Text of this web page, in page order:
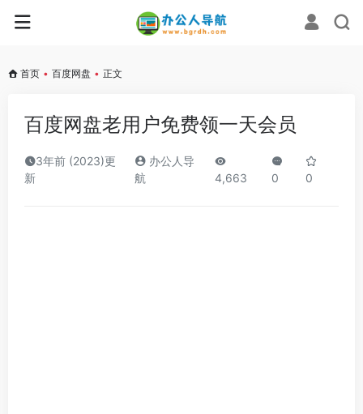
首页 • 百度网盘 • 正文
百度网盘老用户免费领一天会员
3年前 (2023)更
新
办公人导
航
4,663 0 0